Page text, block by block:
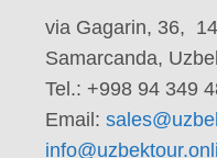
via Gagarin, 36,
Samarcanda,
Tel.: +998 94 349
Email: